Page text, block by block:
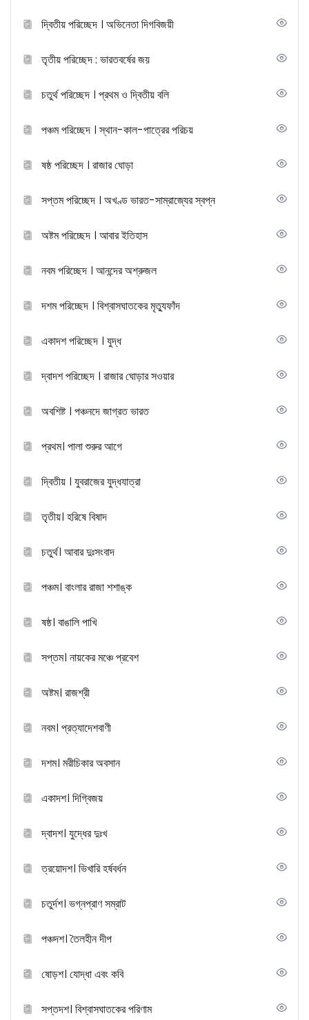
দ্বিতীয় পরিচ্ছেদ । অভিনেতা দিগবিজয়ী
তৃতীয় পরিচ্ছেদ : ভারতবর্ষের জয়
চতুর্থ পরিচ্ছেদ । প্রথম ও দ্বিতীয় বলি
পঞ্চম পরিচ্ছেদ । স্থান-কাল-পাত্রের পরিচয়
ষষ্ঠ পরিচ্ছেদ । রাজার ঘোড়া
সপ্তম পরিচ্ছেদ । অখণ্ড ভারত-সাম্রাজ্যের স্বপ্ন
অষ্টম পরিচ্ছেদ । আবার ইতিহাস
নবম পরিচ্ছেদ । আনন্দের অশ্রুজল
দশম পরিচ্ছেদ । বিশ্বাসঘাতকের মৃত্যুফাঁদ
একাদশ পরিচ্ছেদ । যুদ্ধ
দ্বাদশ পরিচ্ছেদ । রাজার ঘোড়ার সওয়ার
অবশিষ্ট । পঞ্চনদে জাগ্রত ভারত
প্রথম। পালা শুরুর আগে
দ্বিতীয় । যুবরাজের যুদ্ধযাত্রা
তৃতীয়। হরিষে বিষাদ
চতুর্থ। আবার দুঃসংবাদ
পঞ্চম। বাংলার রাজা শশাঙ্ক
ষষ্ঠ। বাঙালি পাখি
সপ্তম। নায়কের মঞ্চে প্রবেশ
অষ্টম। রাজশ্রী
নবম। প্রত্যাদেশবাণী
দশম। মরীচিকার অবসান
একাদশ। দিগ্বিজয়
দ্বাদশ। যুদ্ধের দুঃখ
ত্রয়োদশ। ভিখারি হর্ষবর্ধন
চতুর্দশ। ভগ্নপ্রাণ সম্রাট
পঞ্চদশ। তৈলহীন দীপ
ষোড়শ। যোদ্ধা এবং কবি
সপ্তদশ। বিশ্বাসঘাতকের পরিণাম